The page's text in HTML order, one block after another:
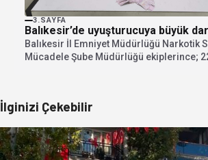
3.SAYFA
Balıkesir’de uyuşturucuya büyük
Balıkesir İl Emniyet Müdürlüğü Narkotik
Mücadele Şube Müdürlüğü ekiplerince;
İlginizi Çekebilir